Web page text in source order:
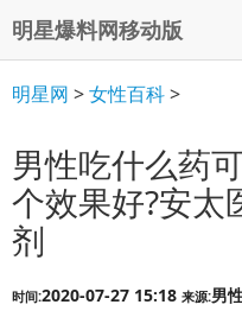
明星爆料网移动版
明星网 >女性百科>
男性吃什么药
个效果好?安太
剂
时间:2020-07-27 15:18 来源:男